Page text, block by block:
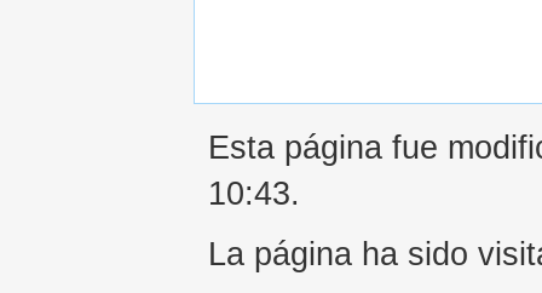
Esta página fue
10:43.
La página ha sido